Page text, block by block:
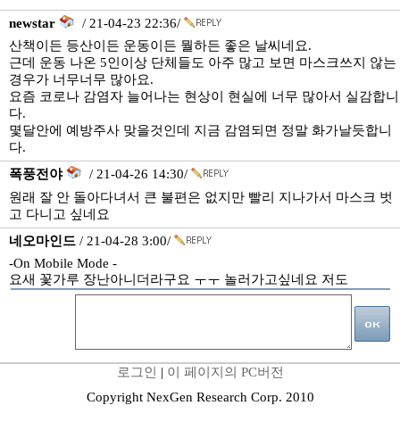
newstar
/ 21-04-23 22:36/
산책이든 등산이든 운동이든 뭘하든 좋은 날씨네요.
근데 운동 나온 5인이상 단체들도 아주 많고 보면 마스크쓰지 않는
경우가 너무너무 많아요.
요즘 코로나 감염자 늘어나는 현상이 현실에 너무 많아서 실감합니
다.
몇달안에 예방주사 맞을것인데 지금 감염되면 정말 화가날듯합니
다.
폭풍전야
/ 21-04-26 14:30/
원래 잘 안 돌아다녀서 큰 불편은 없지만 빨리 지나가서 마스크 벗
고 다니고 싶네요
네오마인드 / 21-04-28 3:00/
-On Mobile Mode -
요새 꽃가루 장난아니더라구요 ㅜㅜ 놀러가고싶네요 저도
로그인 | 이 페이지의 PC버전
Copyright NexGen Research Corp. 2010